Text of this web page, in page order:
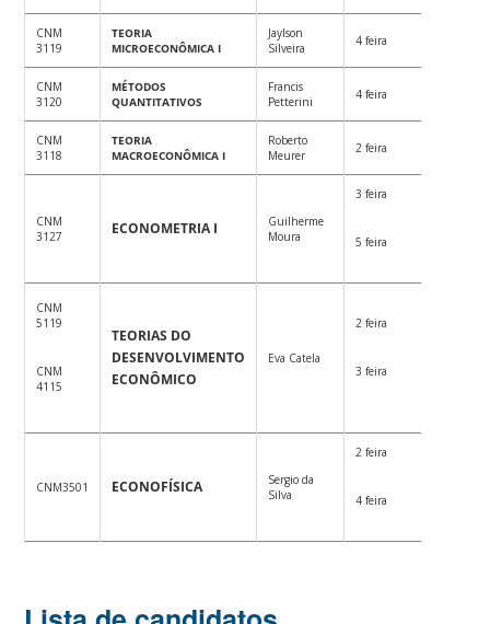
CNM
3119
TEORIA
MICROECONÔMICA I
Jaylson
Silveira
4 feira
CNM
3120
MÉTODOS
QUANTITATIVOS
Francis
Petterini
4 feira
CNM
3118
TEORIA
MACROECONÔMICA I
Roberto
Meurer
2 feira
CNM
3127
ECONOMETRIA I
Guilherme
Moura
3 feira
5 feira
CNM
5119
CNM
4115
TEORIAS DO
DESENVOLVIMENTO
ECONÔMICO
Eva Catela
2 feira
3 feira
CNM3501 ECONOFÍSICA
Sergio da
Silva
2 feira
4 feira